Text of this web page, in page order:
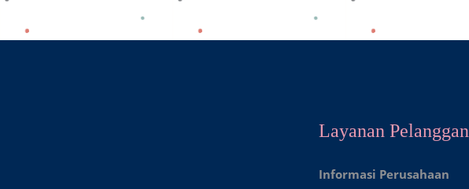
Layanan Pelanggan
Informasi Perusahaan